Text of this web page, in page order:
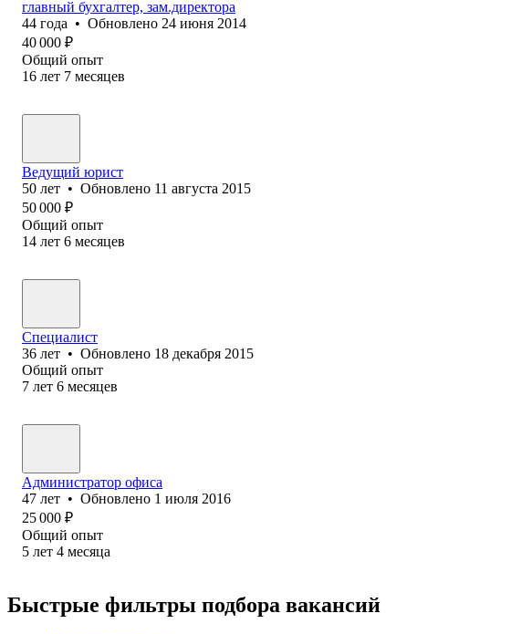
главный бухгалтер, зам.директора
44 года • Обновлено 24 июня 2014
40 000 ₽
Общий опыт
16 лет 7 месяцев
Ведущий юрист
50 лет • Обновлено 11 августа 2015
50 000 ₽
Общий опыт
14 лет 6 месяцев
Специалист
36 лет • Обновлено 18 декабря 2015
Общий опыт
7 лет 6 месяцев
Администратор офиса
47 лет • Обновлено 1 июля 2016
25 000 ₽
Общий опыт
5 лет 4 месяца
Быстрые фильтры подбора вакансий